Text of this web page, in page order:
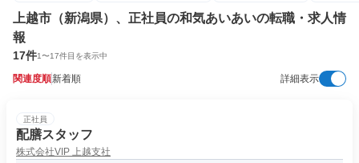
上越市（新潟県）、正社員の和気あいあいの転職・求人情
報
17件1〜17件目を表示中
関連度順新着順 詳細表示
正社員
配膳スタッフ
株式会社VIP 上越支社